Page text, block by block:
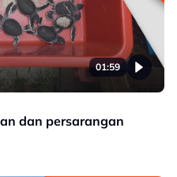
01:59
dan persarangan